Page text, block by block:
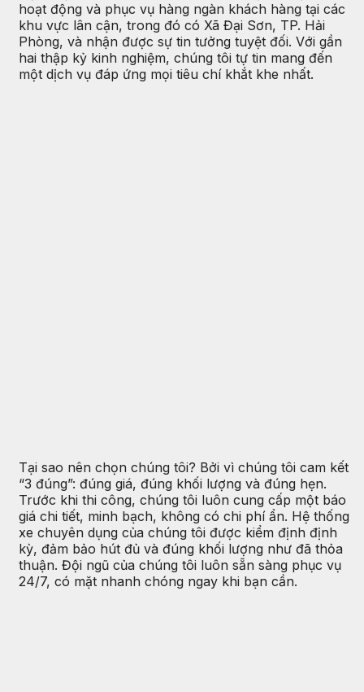
hoạt động và phục vụ hàng ngàn khách hàng tại các
khu vực lân cận, trong đó có Xã Đại Sơn, TP. Hải
Phòng, và nhận được sự tin tưởng tuyệt đối. Với gần
hai thập kỷ kinh nghiệm, chúng tôi tự tin mang đến
một dịch vụ đáp ứng mọi tiêu chí khắt khe nhất.
Tại sao nên chọn chúng tôi? Bởi vì chúng tôi cam kết
“3 đúng”: đúng giá, đúng khối lượng và đúng hẹn.
Trước khi thi công, chúng tôi luôn cung cấp một báo
giá chi tiết, minh bạch, không có chi phí ẩn. Hệ thống
xe chuyên dụng của chúng tôi được kiểm định định
kỳ, đảm bảo hút đủ và đúng khối lượng như đã thỏa
thuận. Đội ngũ của chúng tôi luôn sẵn sàng phục vụ
24/7, có mặt nhanh chóng ngay khi bạn cần.